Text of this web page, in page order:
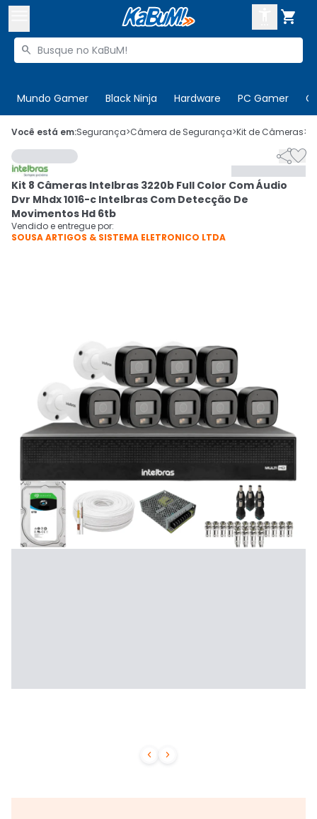

Buscar produtos

Mundo Gamer Black Ninja Hardware PC Gamer
 Olá. Acesse sua conta
 Departamentos
Cupons
Mais Vendidos
CADASTRE-SE
Você está em:Segurança>Câmera de Segurança>Kit de Câmeras>
 

Kit 8 Câmeras Intelbras 3220b Full Color Com Áudio
Dvr Mhdx 1016-c Intelbras Com Detecção De
Movimentos Hd 6tb
Vendido e entregue por:
SOUSA ARTIGOS & SISTEMA ELETRONICO LTDA